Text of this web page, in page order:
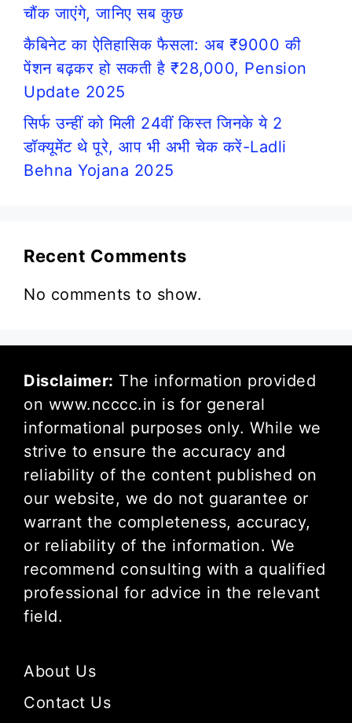
चौंक जाएंगे, जानिए सब कुछ
कैबिनेट का ऐतिहासिक फैसला: अब ₹9000 की
पेंशन बढ़कर हो सकती है ₹28,000, Pension
Update 2025
सिर्फ उन्हीं को मिली 24वीं किस्त जिनके ये 2
डॉक्यूमेंट थे पूरे, आप भी अभी चेक करें-Ladli
Behna Yojana 2025
Recent Comments
No comments to show.
Disclaimer: The information provided
on www.ncccc.in is for general
informational purposes only. While we
strive to ensure the accuracy and
reliability of the content published on
our website, we do not guarantee or
warrant the completeness, accuracy,
or reliability of the information. We
recommend consulting with a qualified
professional for advice in the relevant
field.
About Us
Contact Us